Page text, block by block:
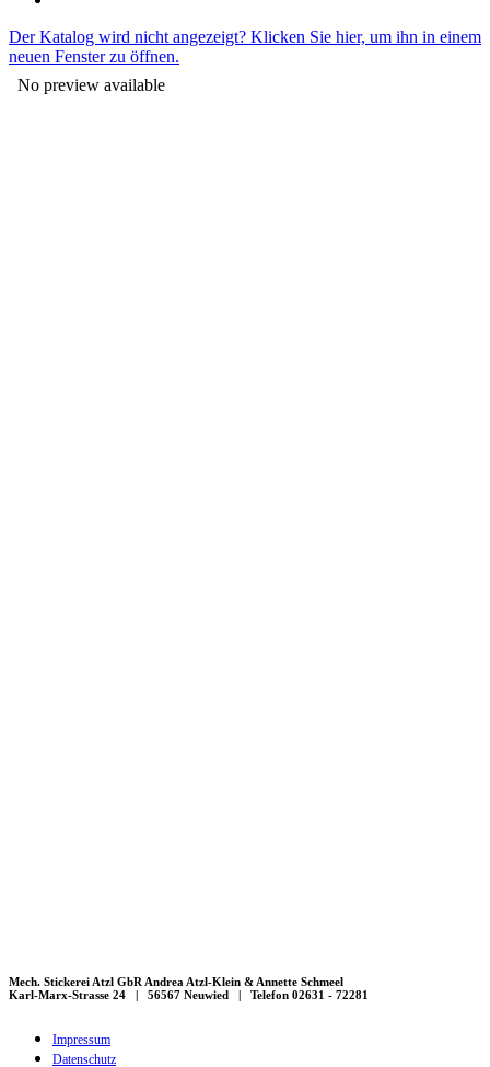
Der Katalog wird nicht angezeigt? Klicken Sie hier, um ihn in einem
neuen Fenster zu öffnen.
Mech. Stickerei Atzl GbR Andrea Atzl-Klein & Annette Schmeel
Karl-Marx-Strasse 24 | 56567 Neuwied | Telefon 02631 - 72281
Impressum
Datenschutz